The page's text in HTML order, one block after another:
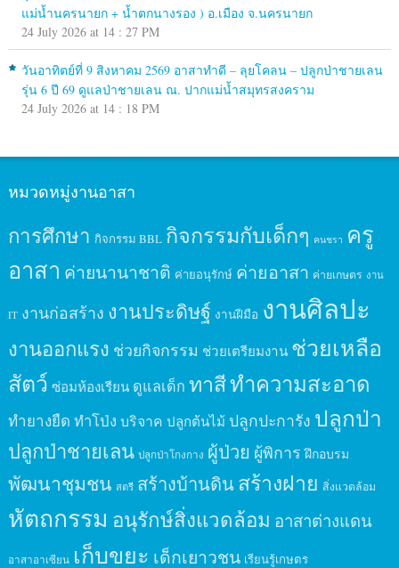
แม่น้ำนครนายก + น้ำตกนางรอง ) อ.เมือง จ.นครนายก
24 July 2026 at 14 : 27 PM
วันอาทิตย์ที่ 9 สิงหาคม 2569 อาสาทำดี – ลุยโคลน – ปลูกป่าชายเลน
รุ่น 6 ปี 69 ดูแลป่าชายเลน ณ. ปากแม่น้ำสมุทรสงคราม
24 July 2026 at 14 : 18 PM
หมวดหมู่งานอาสา
การศึกษา กิจกรรม BBL กิจกรรมกับเด็กๆ คนชรา ครู
อาสา ค่ายนานาชาติ ค่ายอนุรักษ์ ค่ายอาสา ค่ายเกษตร งาน
IT งานก่อสร้าง งานประดิษฐ์ งานฝีมือ งานศิลปะ
งานออกแรง ช่วยกิจกรรม ช่วยเตรียมงาน ช่วยเหลือ
สัตว์ ซ่อมห้องเรียน ดูแลเด็ก ทาสีทำความสะอาด
ทำยางยืด ทำโป่ง บริจาค ปลูกต้นไม้ ปลูกปะการัง ปลูกป่า
ปลูกป่าชายเลน ปลูกป่าโกงกาง ผู้ป่วย ผู้พิการ ฝึกอบรม
พัฒนาชุมชน สตรี สร้างบ้านดินสร้างฝาย สิ่งแวดล้อม
หัตถกรรม อนุรักษ์สิ่งแวดล้อม อาสาต่างแดน
อาสาอาเซียน เก็บขยะ เด็กเยาวชน เรียนรู้เกษตร